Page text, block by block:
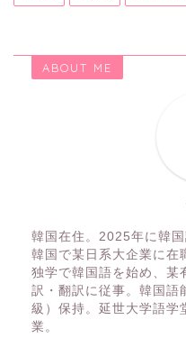
ABOUT ME
韓国在住。2025年に韓
韓国で某日系大企業に在
独学で韓国語を始め、某
訳・翻訳に従事。韓国語
級）保持。延世大学語学
業。